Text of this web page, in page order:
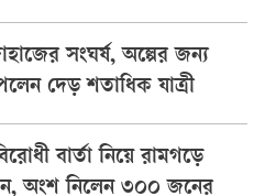
সংঘর্ষ, অল্পের জন্য
দেড় শতাধিক যাত্রী
বার্তা নিয়ে রামগড়ে
অংশ নিলেন ৩০০ জনের